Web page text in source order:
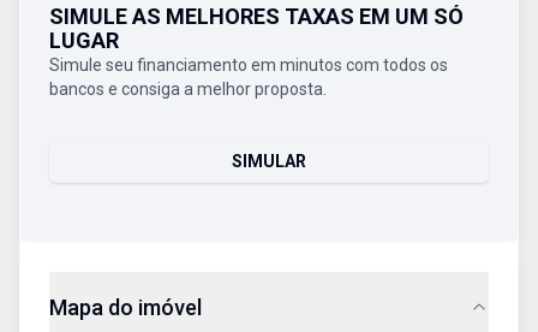
SIMULE AS MELHORES TAXAS EM UM SÓ
LUGAR
Simule seu financiamento em minutos com todos os
bancos e consiga a melhor proposta.
SIMULAR
Mapa do imóvel